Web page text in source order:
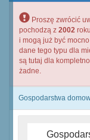
Proszę zwrócić
pochodzą z 2002
i mogą już być
dane tego typu dla
są tutaj dla
żadne.
Gospodarstwa